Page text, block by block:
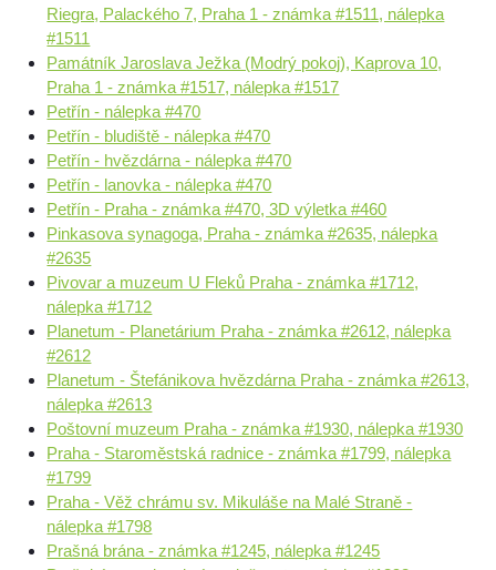
Riegra, Palackého 7, Praha 1 - známka #1511, nálepka
#1511
Památník Jaroslava Ježka (Modrý pokoj), Kaprova 10,
Praha 1 - známka #1517, nálepka #1517
Petřín - nálepka #470
Petřín - bludiště - nálepka #470
Petřín - hvězdárna - nálepka #470
Petřín - lanovka - nálepka #470
Petřín - Praha - známka #470, 3D výletka #460
Pinkasova synagoga, Praha - známka #2635, nálepka
#2635
Pivovar a muzeum U Fleků Praha - známka #1712,
nálepka #1712
Planetum - Planetárium Praha - známka #2612, nálepka
#2612
Planetum - Štefánikova hvězdárna Praha - známka #2613,
nálepka #2613
Poštovní muzeum Praha - známka #1930, nálepka #1930
Praha - Staroměstská radnice - známka #1799, nálepka
#1799
Praha - Věž chrámu sv. Mikuláše na Malé Straně -
nálepka #1798
Prašná brána - známka #1245, nálepka #1245